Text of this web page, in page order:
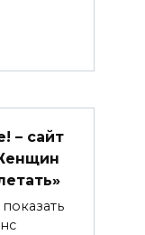
– сайт